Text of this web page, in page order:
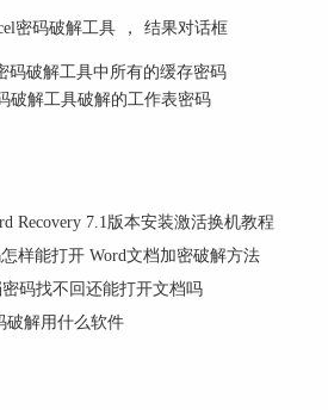
容，如果破解成功会提示密码
意事项，如果破解失败会说明
理建议。第三部分是文件路
选择移除或更改密码，点击
破解工具破解失败的结果对
，如果破解失败，用户要好好
理由和建议。
可以熟练掌握Excel密码破解
密码破解工具 ， 结果对话框
码破解工具中所有的缓存密码
破解工具破解的工作表密码
Recovery 7.1版本安装激活换机教程
样能打开 Word文档加密破解方法
码找不回还能打开文档吗
破解用什么软件